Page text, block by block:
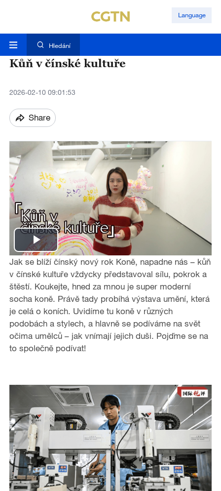
Language
Hledání
Kůň v čínské kultuře
2026-02-10 09:01:53
Share
P
l
a
y
V
d
e
o
Jak se blíží čínský nový rok Koně, napadne nás – kůň
v čínské kultuře vždycky představoval sílu, pokrok a
štěstí. Koukejte, hned za mnou je super moderní
socha koně. Právě tady probíhá výstava umění, která
je celá o koních. Uvidíme tu koně v různých
podobách a stylech, a hlavně se podíváme na svět
očima umělců – jak vnímají jejich duši. Pojďme se na
to společně podívat!